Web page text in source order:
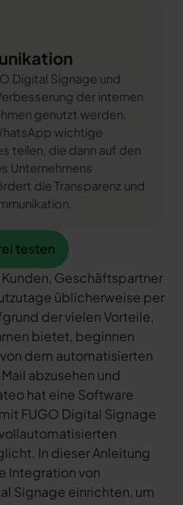
Digital Signage und
der internen
genutzt werden.
wichtige
teilen, die dann auf den
Unternehmens
die Transparenz und
testen
Geschäftspartner
üblicherweise per
der vielen Vorteile,
bietet, beginnen
dem automatisierten
abzusehen und
hat eine Software
FUGO Digital Signage
In dieser Anleitung
Integration von
Signage einrichten, um